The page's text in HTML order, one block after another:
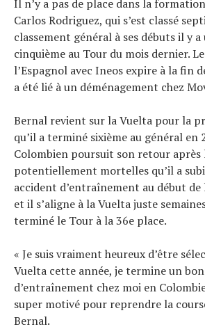
Il n’y a pas de place dans la
Carlos Rodriguez, qui s’est classé
classement général à ses débuts il y
cinquième au Tour du mois dernier.
l’Espagnol avec Ineos expire à la fin
a été lié à un déménagement chez
Bernal revient sur la Vuelta pour la
qu’il a terminé sixième au général en
Colombien poursuit son retour après
potentiellement mortelles qu’il a
accident d’entraînement au début de
et il s’aligne à la Vuelta juste
terminé le Tour à la 36e place.
« Je suis vraiment heureux d’être
Vuelta cette année, je termine un
d’entraînement chez moi en
super motivé pour reprendre la
Bernal.